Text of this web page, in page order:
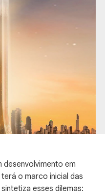
desenvolvimento em
o marco inicial das
esses dilemas: